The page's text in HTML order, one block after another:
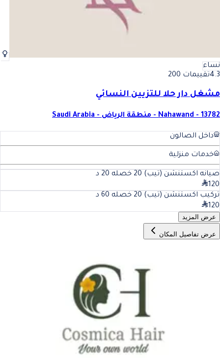
نساء
4.3تقييمات 200
مشغل دار حلا للتزيين النسائي
Nahawand - 13782 - منطقة الرياض - Saudi Arabia
داخل الصالون
خدمات منزلية
صيانه اكستنشن (تيب) 20 خصله 20 د
120
تركيب اكستنشن (تيب) 20 خصله
60 د
120
عرض المزيد
عرض تفاصيل المكان